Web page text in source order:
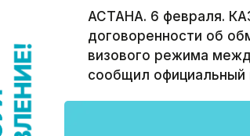
АСТАНА. 6 февраля.
договоренности об
визового режима
сообщил